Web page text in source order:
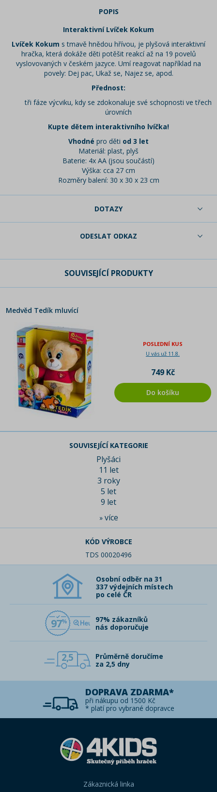
POPIS
Interaktivní Lvíček Kokum
Lvíček Kokum s tmavě hnědou hřívou, je plyšová interaktivní
hračka, která dokáže děti potěšit reakcí až na 19 povelů
vyslovovaných v českém jazyce. Umí reagovat například na
povely: Dej pac, Ukaž se, Najez se, apod.
Přednost:
tři fáze výcviku, kdy se zdokonaluje své schopnosti ve třech
úrovních
Kupte dětem interaktivního lvíčka!
Vhodné pro děti od 3 let
Materiál: plast, plyš
Baterie: 4x AA (jsou součástí)
Výška: cca 27 cm
Rozměry balení: 30 x 30 x 23 cm
DOTAZY
ODESLAT ODKAZ
SOUVISEJÍCÍ PRODUKTY
Medvěd Tedík mluvící
POSLEDNÍ KUS
U vás už 11.8.
749 Kč
Do košíku
SOUVISEJÍCÍ KATEGORIE
Plyšáci
11 let
3 roky
5 let
9 let
» více
KÓD VÝROBCE
TDS 00020496
Osobní odběr na 31
337 výdejních místech
po celé ČR
97
97% zákazníků
nás doporučuje
2,5
Průměrně doručíme
za 2,5 dny
DOPRAVA ZDARMA*
při nákupu od 1500 Kč
* platí pro vybrané dopravce
Zákaznická linka